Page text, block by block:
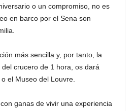
o un compromiso, no es
en barco por el Sena son
más sencilla y, por tanto, la
crucero de 1 hora, os dará
el Museo del Louvre.
ganas de vivir una experiencia